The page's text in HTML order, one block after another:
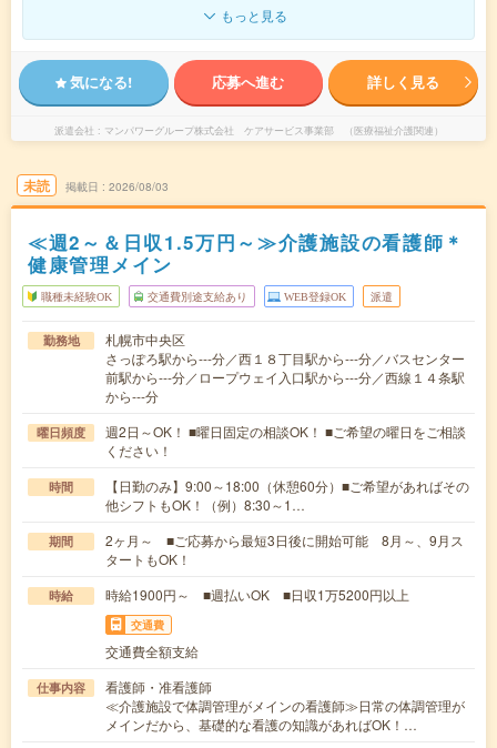
もっと見る
気になる! 応募へ進む 詳しく見る
派遣会社 マンパワーグループ株式会社 ケアサービス事業部 （医療福祉介護関連）
未読 掲載日 2026/08/03
≪週2～＆日収1.5万円～≫介護施設の看護師＊
健康管理メイン
職種未経験OK 交通費別途支給あり WEB登録OK 派遣
勤務地
札幌市中央区
さっぽろ駅から---分／西１８丁目駅から---分／バスセンター
前駅から---分／ロープウェイ入口駅から---分／西線１４条駅
から---分
曜日頻度
週2日～OK！ ■曜日固定の相談OK！ ■ご希望の曜日をご相談
ください！
時間
【日勤のみ】9:00～18:00（休憩60分）■ご希望があればその
他シフトもOK！（例）8:30～1…
期間
2ヶ月～ ■ご応募から最短3日後に開始可能 8月～、9月ス
タートもOK！
時給 時給1900円～ ■週払いOK ■日収1万5200円以上
交通費
交通費全額支給
仕事内容
看護師・准看護師
≪介護施設で体調管理がメインの看護師≫日常の体調管理が
メインだから、基礎的な看護の知識があればOK！…